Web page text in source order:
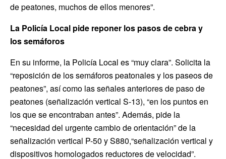
de peatones, muchos de ellos menores”.
La Policía Local pide reponer los pasos de cebra y
los semáforos
En su informe, la Policía Local es “muy clara”. Solicita la
“reposición de los semáforos peatonales y los paseos de
peatones”, así como las señales anteriores de paso de
peatones (señalización vertical S-13), “en los puntos en
los que se encontraban antes”. Además, pide la
“necesidad del urgente cambio de orientación” de la
señalización vertical P-50 y S880,“señalización vertical y
dispositivos homologados reductores de velocidad”.